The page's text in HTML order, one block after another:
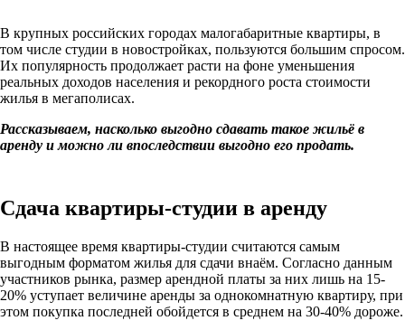
В крупных российских городах малогабаритные квартиры, в
том числе студии в новостройках, пользуются большим спросом.
Их популярность продолжает расти на фоне уменьшения
реальных доходов населения и рекордного роста стоимости
жилья в мегаполисах.
Рассказываем, насколько выгодно сдавать такое жильё в
аренду и можно ли впоследствии выгодно его продать.
Сдача квартиры-студии в аренду
В настоящее время квартиры-студии считаются самым
выгодным форматом жилья для сдачи внаём. Согласно данным
участников рынка, размер арендной платы за них лишь на 15-
20% уступает величине аренды за однокомнатную квартиру, при
этом покупка последней обойдется в среднем на 30-40% дороже.